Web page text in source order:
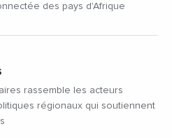
des pays d'Afrique
rassemble les acteurs
régionaux qui soutiennent